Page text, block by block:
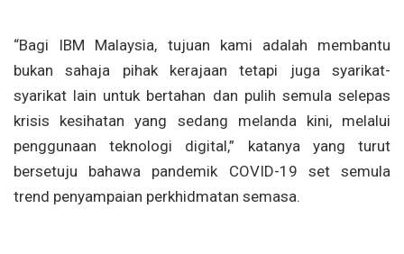
“Bagi IBM Malaysia, tujuan kami adalah membantu
bukan sahaja pihak kerajaan tetapi juga syarikat-
syarikat lain untuk bertahan dan pulih semula selepas
krisis kesihatan yang sedang melanda kini, melalui
penggunaan teknologi digital,” katanya yang turut
bersetuju bahawa pandemik COVID-19 set semula
trend penyampaian perkhidmatan semasa.